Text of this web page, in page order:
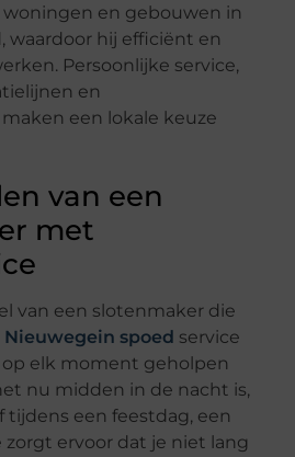
woningen en gebouwen in
waardoor hij efficiënt en
Persoonlijke service,
en
een lokale keuze
van een
met
van een slotenmaker die
spoed service
op elk moment geholpen
nu midden in de nacht is,
tijdens een feestdag, een
zorgt ervoor dat je niet lang